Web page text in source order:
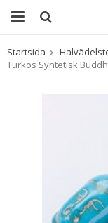
Startsida
Turkos Syntetisk